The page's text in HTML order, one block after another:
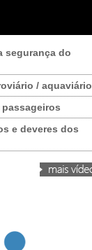
segurança do
/ aquaviário
e deveres dos